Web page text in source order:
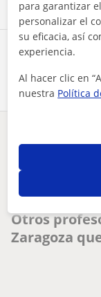
Comparte a
¿Hay algún
Tus clases particulares
clases de
Otros
Zaragoza
para garantizar
personalizar el
su eficacia, así
experiencia.
Al hacer clic en
nuestra Política